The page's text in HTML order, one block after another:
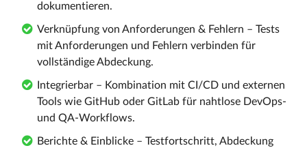
dokumentieren.
Verknüpfung von Anforderungen & Fehlern – Tests
mit Anforderungen und Fehlern verbinden für
vollständige Abdeckung.
Integrierbar – Kombination mit CI/CD und externen
Tools wie GitHub oder GitLab für nahtlose DevOps-
und QA-Workflows.
Berichte & Einblicke – Testfortschritt, Abdeckung